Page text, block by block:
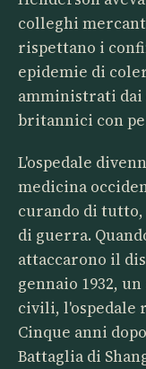
colleghi
rispettano i
epidemie di
amministrati
britannici con
L'ospedale
medicina
curando di
di guerra.
attaccarono il
gennaio 1932,
civili, l'ospedale
Cinque anni
Battaglia di